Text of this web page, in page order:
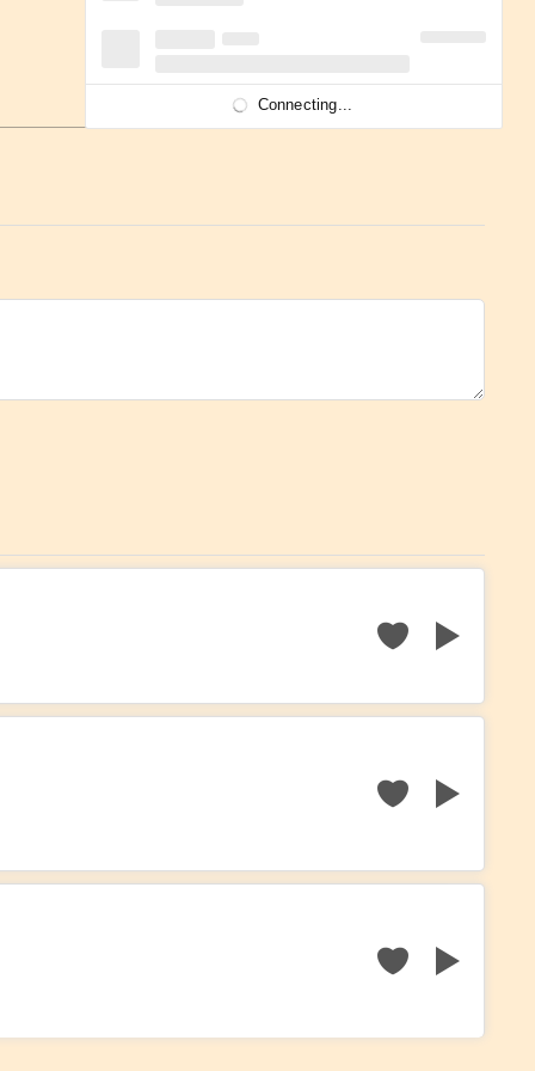
Connecting...